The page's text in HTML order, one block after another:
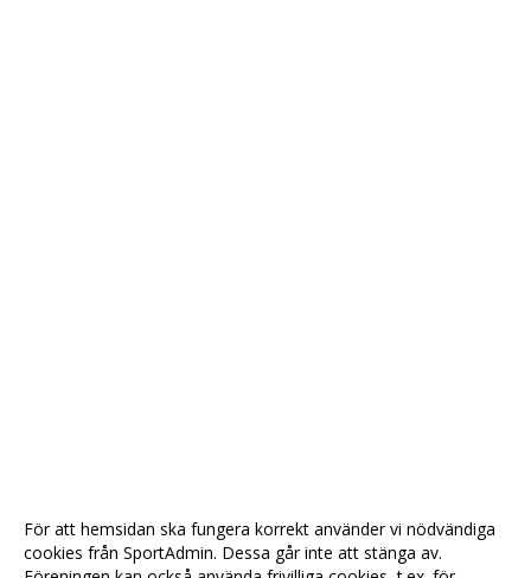
För att hemsidan ska fungera korrekt använder vi nödvändiga
cookies från SportAdmin. Dessa går inte att stänga av.